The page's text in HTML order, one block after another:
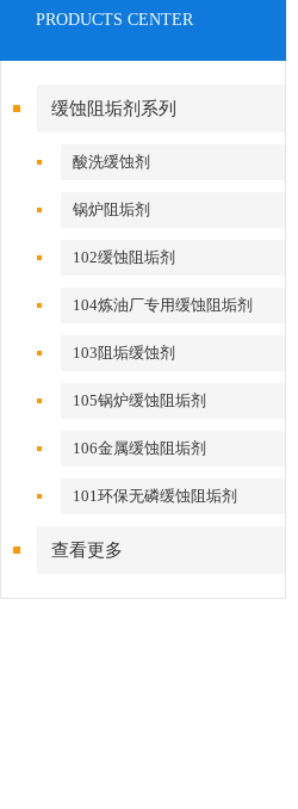
PRODUCTS CENTER
缓蚀阻垢剂系列
酸洗缓蚀剂
锅炉阻垢剂
102缓蚀阻垢剂
104炼油厂专用缓蚀阻垢剂
103阻垢缓蚀剂
105锅炉缓蚀阻垢剂
106金属缓蚀阻垢剂
101环保无磷缓蚀阻垢剂
查看更多